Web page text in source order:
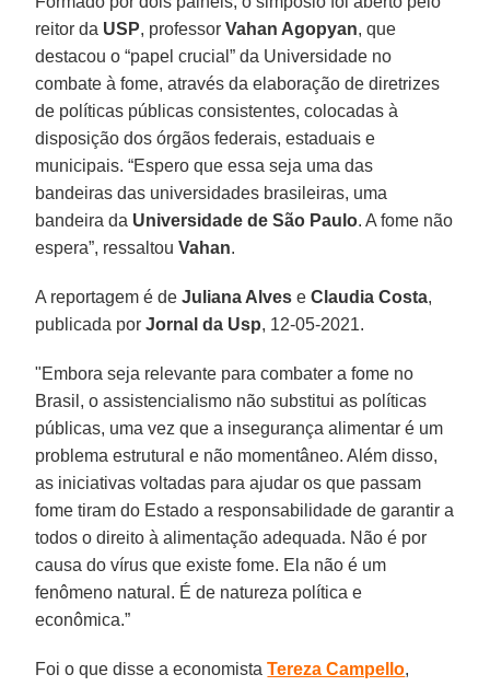
reitor da USP, professorVahan Agopyan, que
destacou o “papel crucial” da Universidade no
combate à fome, através da elaboração de diretrizes
de políticas públicas consistentes, colocadas à
disposição dos órgãos federais, estaduais e
municipais. “Espero que essa seja uma das
bandeiras das universidades brasileiras, uma
bandeira da Universidade de São Paulo. A fome não
espera”, ressaltouVahan.
A reportagem é deJuliana Alves eClaudia Costa,
publicada porJornal da Usp, 12-05-2021.
"Embora seja relevante para combater a fome no
Brasil, o assistencialismo não substitui as políticas
públicas, uma vez que a insegurança alimentar é um
problema estrutural e não momentâneo. Além disso,
as iniciativas voltadas para ajudar os que passam
fome tiram do Estado a responsabilidade de garantir a
todos o direito à alimentação adequada. Não é por
causa do vírus que existe fome. Ela não é um
fenômeno natural. É de natureza política e
econômica.”
Foi o que disse a economistaTereza Campello,